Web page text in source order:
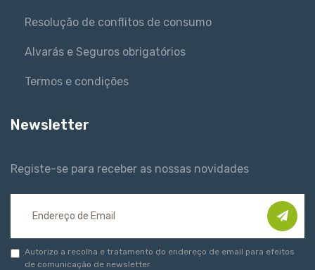
Resolução de conflitos de consumo
Alvarás e Seguros obrigatórios
Termos e condições
Newsletter
Registe-se para receber as nossas novidades
Autorizo a recolha e tratamento do endereço de email para efeitos
de comunicação de newsletter